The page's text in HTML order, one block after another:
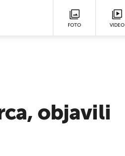
FOTO VIDEO
objavili